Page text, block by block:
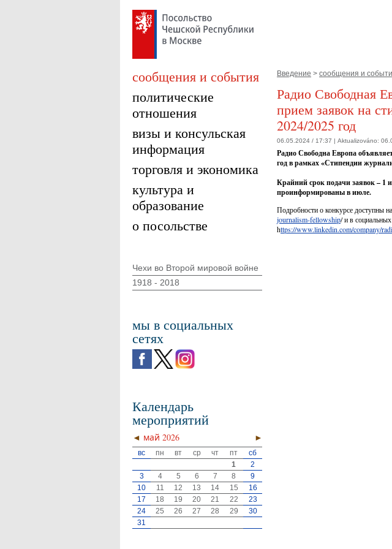
Введение > сообщения и
Радио Свободная
прием заявок на
2024/2025 год
06.05.2024 / 17:37 | Aktualizováno:
Радио Свободна Европа
год в рамках «Стипендии
Крайний срок подачи заявок – 1
проинформированы в июле.
Подробности о конкурсе доступны
journalism-fellowship/ и в
https://www.linkedin.com/company/
сообщения и события
политические
отношения
визы и консульская
информация
торговля и экономика
культура и
образование
о посольстве
Чехи во Второй мировой войне
1918 - 2018
мы в социальных
сетях
Календарь
мероприятий
◄ ►
май 2026
вс пн вт ср чт пт
сб
1
2
3
4 5 6 7 8
9
10
11 12 13 14 15
16
17
18 19 20 21 22
23
24
25 26 27 28 29
30
31